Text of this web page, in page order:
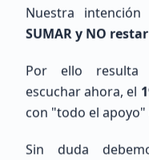
Pedro
México,
Nuestra
SUMAR y NO restar
Por ello resulta
escuchar ahora, el
con "todo el apoyo"
Sin duda